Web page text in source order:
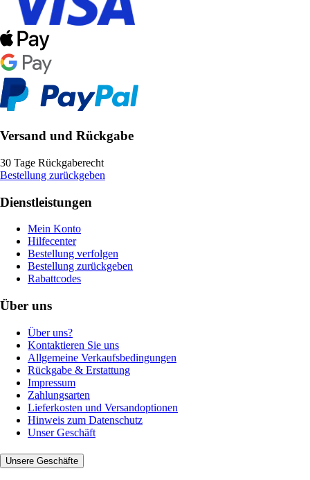
Versand und Rückgabe
30 Tage Rückgaberecht
Bestellung zurückgeben
Dienstleistungen
Mein Konto
Hilfecenter
Bestellung verfolgen
Bestellung zurückgeben
Rabattcodes
Über uns
Über uns?
Kontaktieren Sie uns
Allgemeine Verkaufsbedingungen
Rückgabe & Erstattung
Impressum
Zahlungsarten
Lieferkosten und Versandoptionen
Hinweis zum Datenschutz
Unser Geschäft
Unsere Geschäfte